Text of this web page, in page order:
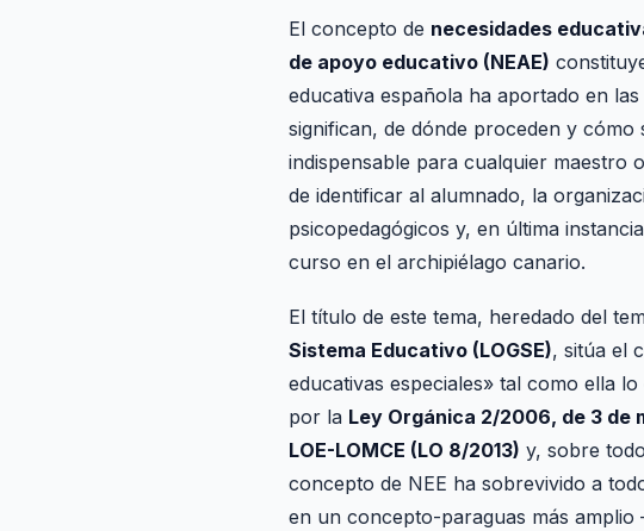
El concepto de necesidades
de apoyo educativo (NEAE)
educativa española ha aportado en
significan, de dónde proceden y
indispensable para cualquier maestro
de identificar al alumnado, la
psicopedagógicos y, en última
curso en el archipiélago canario.
El título de este tema, heredado del
Sistema Educativo (LOGSE), sitúa el
educativas especiales» tal como ella
por la Ley Orgánica 2/2006, de 3 de
LOE-LOMCE (LO 8/2013) y, sobre
concepto de NEE ha sobrevivido a
en un concepto-paraguas más